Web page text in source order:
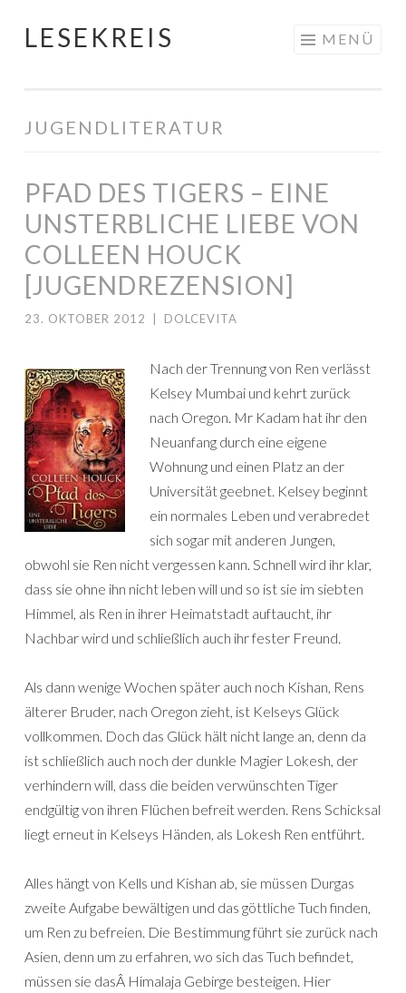
Springe
LESEKREIS MENÜ
JUGENDLITERATUR
PFAD DES TIGERS – EINE
UNSTERBLICHE LIEBE VON
COLLEEN HOUCK
[JUGENDREZENSION]
23. OKTOBER 2012 DOLCEVITA
Nach der Trennung von Ren verlässt
Kelsey Mumbai und kehrt zurück
nach Oregon. Mr Kadam hat ihr den
Neuanfang durch eine eigene
Wohnung und einen Platz an der
Universität geebnet. Kelsey beginnt
ein normales Leben und verabredet
sich sogar mit anderen Jungen,
obwohl sie Ren nicht vergessen kann. Schnell wird ihr klar,
dass sie ohne ihn nicht leben will und so ist sie im siebten
Himmel, als Ren in ihrer Heimatstadt auftaucht, ihr
Nachbar wird und schließlich auch ihr fester Freund.
Als dann wenige Wochen später auch noch Kishan, Rens
älterer Bruder, nach Oregon zieht, ist Kelseys Glück
vollkommen. Doch das Glück hält nicht lange an, denn da
ist schließlich auch noch der dunkle Magier Lokesh, der
verhindern will, dass die beiden verwünschten Tiger
endgültig von ihren Flüchen befreit werden. Rens Schicksal
liegt erneut in Kelseys Händen, als Lokesh Ren entführt.
Alles hängt von Kells und Kishan ab, sie müssen Durgas
zweite Aufgabe bewältigen und das göttliche Tuch finden,
um Ren zu befreien. Die Bestimmung führt sie zurück nach
Asien, denn um zu erfahren, wo sich das Tuch befindet,
müssen sie dasÂ Himalaja Gebirge besteigen. Hier